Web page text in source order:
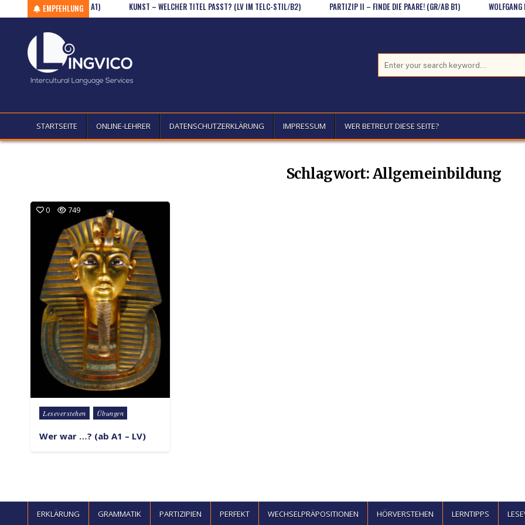
Skip to contentEMPFEHLUNG
VERBEN (GR / A1) KUNST – WELCHER TITEL PASST? (LV IM TELC-STIL/B2) PARTIZIP II – FINDE DIE PAARE! (GR/AB B1) WOLFGANG
STARTSEITE ONLINE-LEHRER DATENSCHUTZERKLÄRUNG IMPRESSUM WER BETREUT DIESE SEITE?
Schlagwort:Allgemeinbildung
0 749
Posted in
Leseverstehen Übungen
Wer war …? (ab A1 – LV)
ERKLÄRUNG GRAMMATIK PARTIZIPIEN PERFEKT WECHSELPRÄPOSITIONEN HÖRVERSTEHEN LERNTIPPS